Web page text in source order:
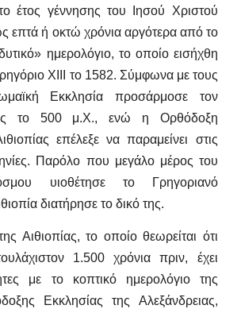
έτος γέννησης του Ιησού Χριστού
επτά ή οκτώ χρόνια αργότερα από το
ημερολόγιο, το οποίο εισήχθη
ΧΙΙΙ το 1582. Σύμφωνα με τους
Εκκλησία προσάρμοσε τον
το 500 μ.Χ., ενώ η Ορθόδοξη
επέλεξε να παραμείνει στις
Παρόλο που μεγάλο μέρος του
υιοθέτησε το Γρηγοριανό
διατήρησε το δικό της.
Αιθιοπίας, το οποίο θεωρείται ότι
1.500 χρόνια πριν, έχει
με το κοπτικό ημερολόγιο της
Εκκλησίας της Αλεξάνδρειας,